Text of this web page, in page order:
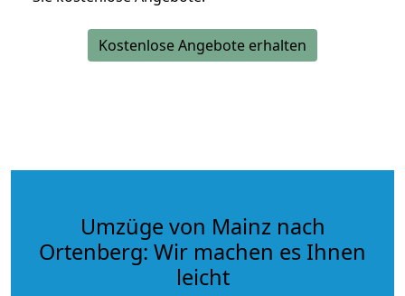
Kostenlose Angebote erhalten
Umzüge von Mainz nach
Ortenberg: Wir machen es Ihnen
leicht